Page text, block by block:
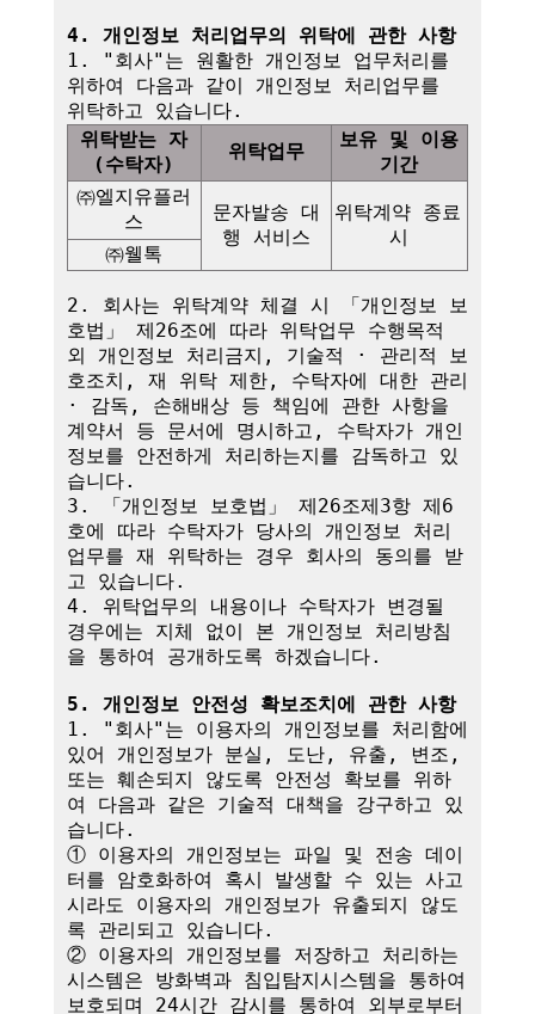
4. 개인정보 처리업무의 위탁에 관한 사항
1. "회사"는 원활한 개인정보 업무처리를
위하여 다음과 같이 개인정보 처리업무를
위탁받는 자
(수탁자)
위탁업무
보유 및 이용
기간
㈜엘지유플러
스
문자발송 대
행 서비스
위탁계약 종료
시
㈜웰톡
2. 회사는 위탁계약 체결 시 「개인정보 보
호법」 제26조에 따라 위탁업무 수행목적
외 개인정보 처리금지, 기술적 · 관리적 보
호조치, 재 위탁 제한, 수탁자에 대한 관리
· 감독, 손해배상 등 책임에 관한 사항을
계약서 등 문서에 명시하고, 수탁자가 개인
정보를 안전하게 처리하는지를 감독하고 있
습니다.
3. 「개인정보 보호법」 제26조제3항 제6
호에 따라 수탁자가 당사의 개인정보 처리
업무를 재 위탁하는 경우 회사의 동의를 받
고 있습니다.
4. 위탁업무의 내용이나 수탁자가 변경될
경우에는 지체 없이 본 개인정보 처리방침
을 통하여 공개하도록 하겠습니다.
5. 개인정보 안전성 확보조치에 관한 사항
1. "회사"는 이용자의 개인정보를 처리함에
있어 개인정보가 분실, 도난, 유출, 변조,
또는 훼손되지 않도록 안전성 확보를 위하
여 다음과 같은 기술적 대책을 강구하고 있
습니다.
① 이용자의 개인정보는 파일 및 전송 데이
터를 암호화하여 혹시 발생할 수 있는 사고
시라도 이용자의 개인정보가 유출되지 않도
록 관리되고 있습니다.
② 이용자의 개인정보를 저장하고 처리하는
시스템은 방화벽과 침입탐지시스템을 통하여
보호되며 24시간 감시를 통하여 외부로부터